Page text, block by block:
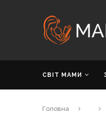
СВІТ МАМИ
Головна